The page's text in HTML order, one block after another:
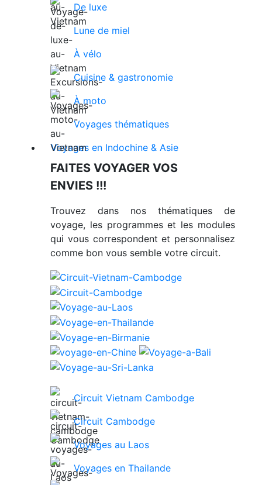
De luxe
Lune de miel
À vélo
Cuisine & gastronomie
À moto
Voyages thématiques
Voyages en Indochine & Asie
FAITES VOYAGER VOS
ENVIES !!!
Trouvez dans nos thématiques de
voyage, les programmes et les modules
qui vous correspondent et personnalisez
comme bon vous semble votre circuit.
Circuit Vietnam Cambodge
Circuit Cambodge
Voyages au Laos
Voyages en Thailande